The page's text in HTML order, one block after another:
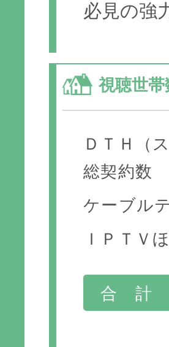
必見の強
視聴世帯
ＤＴＨ（
総契約数
ケーブル
ＩＰＴＶ
合 計